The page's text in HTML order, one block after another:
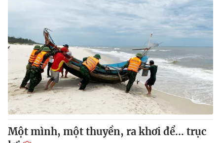
Một mình, một thuyền, ra khơi để... trục